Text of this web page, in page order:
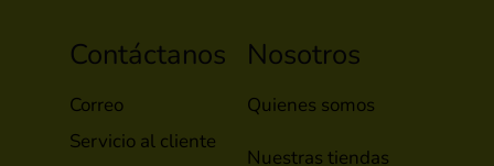
Contáctanos
Correo
Servicio al cliente
Nosotros
Quienes somos
Nuestras tiendas